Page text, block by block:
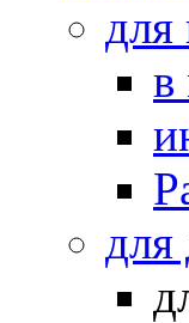
для
в
для